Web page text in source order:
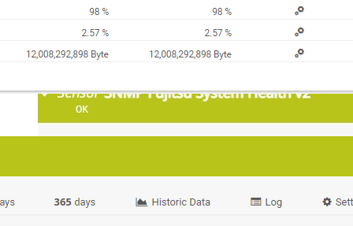
Estado de temperatura y voltaje
Estado de la CPU y del módulo de memoria
Estado del ventilador y de la fuente de alimentación